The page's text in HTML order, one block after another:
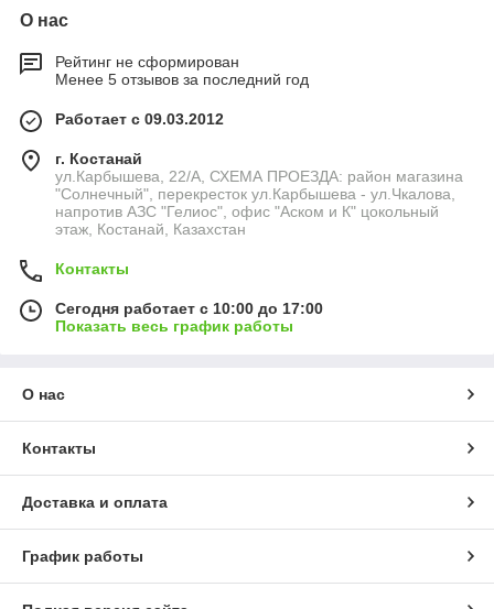
О нас
Рейтинг не сформирован
Менее 5 отзывов за последний год
Работает с 09.03.2012
г. Костанай
ул.Карбышева, 22/А, СХЕМА ПРОЕЗДА: район магазина
"Солнечный", перекресток ул.Карбышева - ул.Чкалова,
напротив АЗС "Гелиос", офис "Аском и К" цокольный
этаж, Костанай, Казахстан
Контакты
Сегодня работает с 10:00 до 17:00
Показать весь график работы
О нас
Контакты
Доставка и оплата
График работы